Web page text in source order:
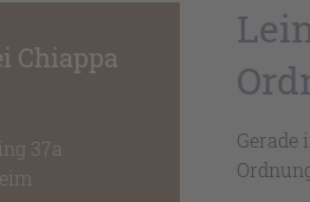
Chiappa
37a